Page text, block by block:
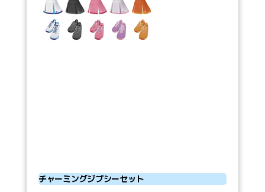
チャーミングジプシーセット